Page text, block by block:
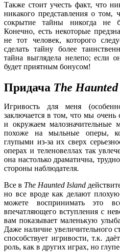
Также стоит учесть факт, что
никакого представления о том,
сокрытие тайны никогда не
Конечно, есть некоторые
не тот человек, которого
сделать тайну более
тайна выглядела нелепо; если
будет приятным бонусом!
Придача The
Игривость для меня
заключается в том, что мы очень
и окружаем
похоже на мыльные оперы,
глупыми из-за их сверх
операх и теленовеллах так
она настолько драматична,
стороны наблюдателя.
Все в The Haunted Island
но все вроде как делают
можете воспринимать это
впечатляющего вступления с
вам показывает маленькую
Даже наличие увеличительного
способствует игривости, т.к.
роль, как в других играх, но